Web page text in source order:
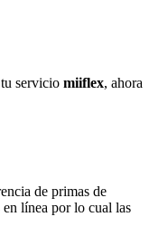
servicio miiflex, ahora
de primas de
línea por lo cual las